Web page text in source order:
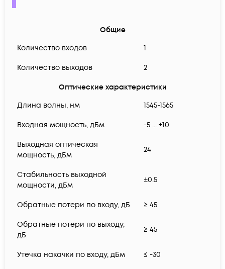
Общие
Количество входов
1
Количество выходов 2
Оптические характеристики
Длина волны, нм
1545-1565
Входная мощность, дБм -5 ... +10
Выходная оптическая
мощность, дБм
24
Стабильность выходной
мощности, дБм
±0.5
Обратные потери по входу, дБ ≥ 45
Обратные потери по выходу,
дБ
≥ 45
Утечка накачки по входу, дБм ≤ -30